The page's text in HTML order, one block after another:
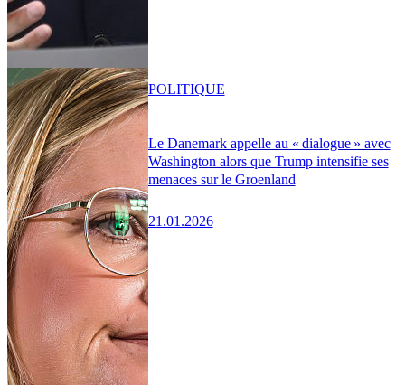
Le Danemark appelle au « dialogue » avec
Washington alors que Trump intensifie ses
menaces sur le Groenland
21.01.2026
POLITIQUE